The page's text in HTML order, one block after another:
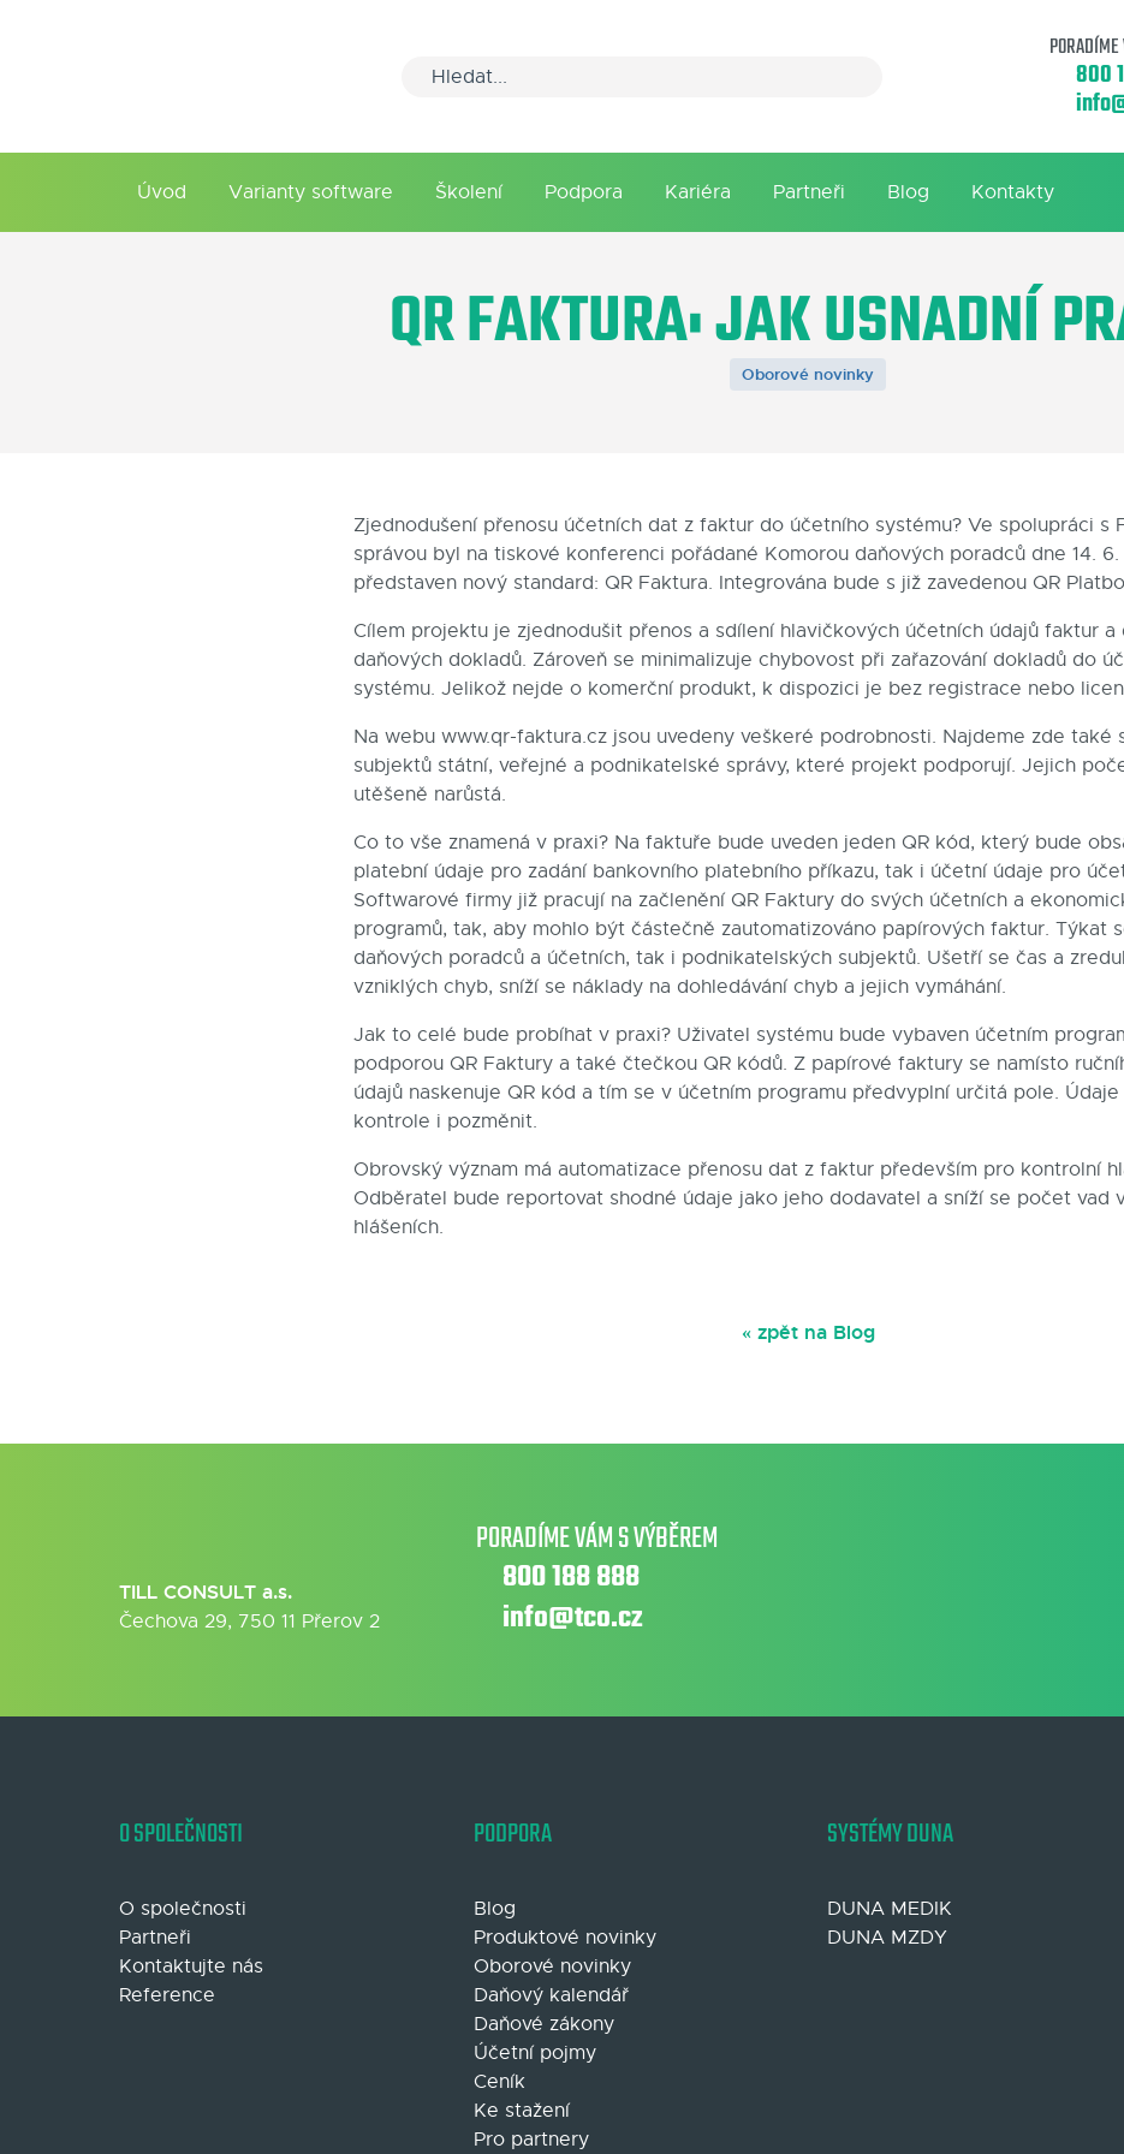
800
Úvod Varianty software Školení Podpora Kariéra Partneři Blog Kontakty
QR FAKTURA: JAK USNADNÍ
Oborové novinky
Zjednodušení přenosu účetních dat z faktur do účetního systému? Ve spolupráci s
správou byl na tiskové konferenci pořádané Komorou daňových poradců dne 14. 6.
představen nový standard: QR Faktura. Integrována bude s již zavedenou QR
Cílem projektu je zjednodušit přenos a sdílení hlavičkových účetních údajů faktur a
daňových dokladů. Zároveň se minimalizuje chybovost při zařazování dokladů do
systému. Jelikož nejde o komerční produkt, k dispozici je bez registrace nebo
Na webu www.qr-faktura.cz jsou uvedeny veškeré podrobnosti. Najdeme zde také
subjektů státní, veřejné a podnikatelské správy, které projekt podporují. Jejich
utěšeně narůstá.
Co to vše znamená v praxi? Na faktuře bude uveden jeden QR kód, který bude
platební údaje pro zadání bankovního platebního příkazu, tak i účetní údaje pro
Softwarové firmy již pracují na začlenění QR Faktury do svých účetních a
programů, tak, aby mohlo být částečně zautomatizováno papírových faktur. Týkat
daňových poradců a účetních, tak i podnikatelských subjektů. Ušetří se čas a
vzniklých chyb, sníží se náklady na dohledávání chyb a jejich vymáhání.
Jak to celé bude probíhat v praxi? Uživatel systému bude vybaven účetním
podporou QR Faktury a také čtečkou QR kódů. Z papírové faktury se namísto
údajů naskenuje QR kód a tím se v účetním programu předvyplní určitá pole.
kontrole i pozměnit.
Obrovský význam má automatizace přenosu dat z faktur především pro kontrolní
Odběratel bude reportovat shodné údaje jako jeho dodavatel a sníží se počet vad
hlášeních.
« zpět na Blog
TILL CONSULT a.s.
Čechova 29, 750 11 Přerov 2
PORADÍME VÁM S VÝBĚREM
800 188 888
info@tco.cz
O SPOLEČNOSTI
O společnosti
Partneři
Kontaktujte nás
Reference
PODPORA
Blog
Produktové novinky
Oborové novinky
Daňový kalendář
Daňové zákony
Účetní pojmy
Ceník
Ke stažení
Pro partnery
SYSTÉMY DUNA
DUNA MEDIK
DUNA MZDY